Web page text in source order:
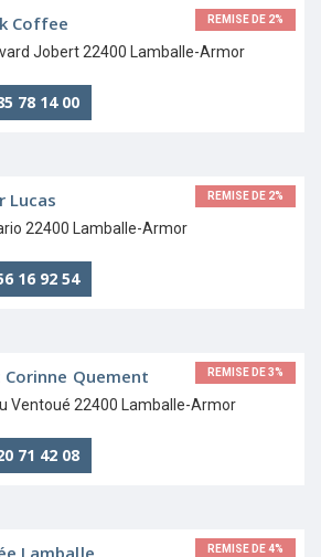
REMISE DE 2%
Coffee
Jobert 22400 Lamballe-Armor
78 14 00
REMISE DE 2%
Lucas
22400 Lamballe-Armor
16 92 54
REMISE DE 3%
Corinne Quement
Ventoué 22400 Lamballe-Armor
71 42 08
REMISE DE 4%
Lamballe